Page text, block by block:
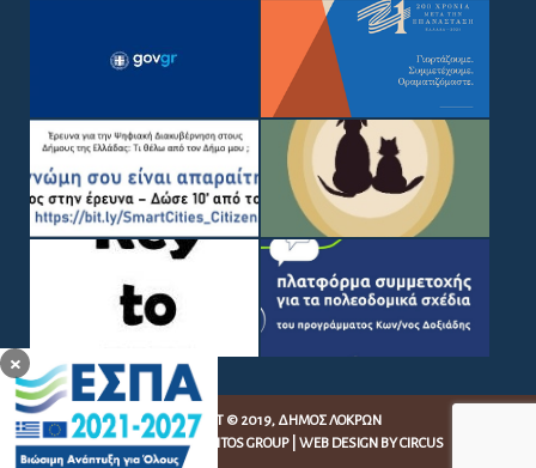
×
COPYRIGHT © 2019, ΔΉΜΟΣ ΛΟΚΡΏΝ
WEB DEVELOPMENT BY
EGRITOS GROUP| WEB DESIGN BY CIRCUS